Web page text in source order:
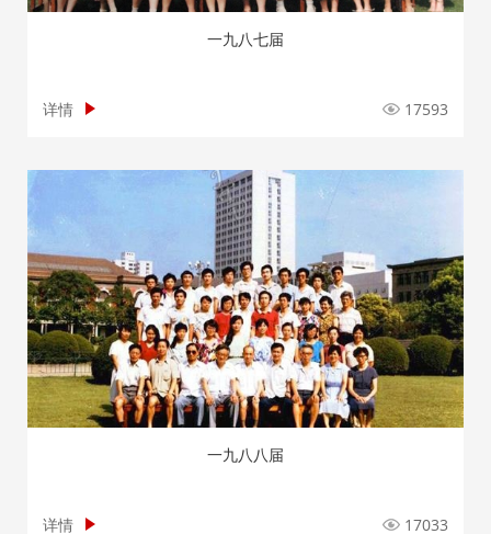
一九八七届
详情 17593
一九八八届
详情 17033